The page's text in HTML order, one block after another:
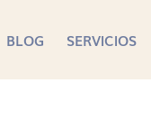
BLOG SERVICIOS